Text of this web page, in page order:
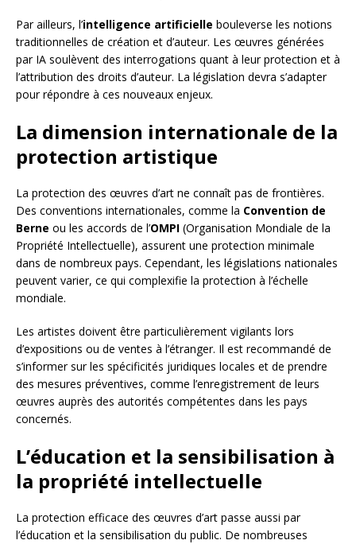
Par ailleurs, l’intelligence artificielle bouleverse les notions
traditionnelles de création et d’auteur. Les œuvres générées
par IA soulèvent des interrogations quant à leur protection et à
l’attribution des droits d’auteur. La législation devra s’adapter
pour répondre à ces nouveaux enjeux.
La dimension internationale de la
protection artistique
La protection des œuvres d’art ne connaît pas de frontières.
Des conventions internationales, comme la Convention de
Berne ou les accords de l’OMPI (Organisation Mondiale de la
Propriété Intellectuelle), assurent une protection minimale
dans de nombreux pays. Cependant, les législations nationales
peuvent varier, ce qui complexifie la protection à l’échelle
mondiale.
Les artistes doivent être particulièrement vigilants lors
d’expositions ou de ventes à l’étranger. Il est recommandé de
s’informer sur les spécificités juridiques locales et de prendre
des mesures préventives, comme l’enregistrement de leurs
œuvres auprès des autorités compétentes dans les pays
concernés.
L’éducation et la sensibilisation à
la propriété intellectuelle
La protection efficace des œuvres d’art passe aussi par
l’éducation et la sensibilisation du public. De nombreuses